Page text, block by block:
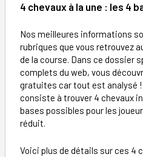
4 chevaux à la une : les 4
Nos meilleures informations
rubriques que vous retrouvez
de la course. Dans ce dossier
complets du web, vous
gratuites car tout est analysé
consiste à trouver 4 chevaux
bases possibles pour les
réduit.
Voici plus de détails sur ces 4